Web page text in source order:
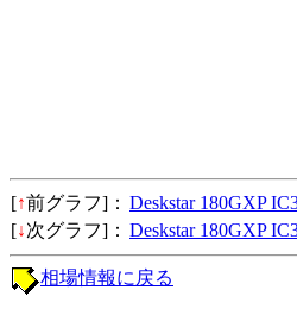
[↑前グラフ]： Deskstar 180GXP
[↓次グラフ]： Deskstar 180GXP
相場情報に戻る